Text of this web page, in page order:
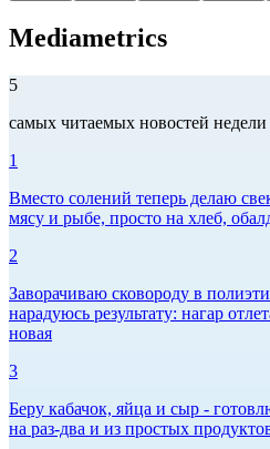
Mediametrics
5
самых читаемых новостей недели
1
Вместо солений теперь делаю
мясу и рыбе, просто на хлеб,
2
Заворачиваю сковороду в
нарадуюсь результату: нагар
новая
3
Беру кабачок, яйца и сыр -
на раз-два и из простых